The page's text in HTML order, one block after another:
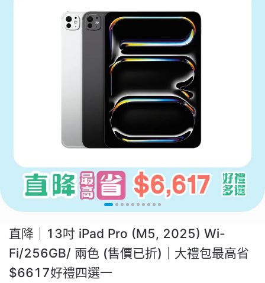
直降｜13吋 iPad Pro (M5, 2025) Wi-
Fi/256GB/ 兩色 (售價已折)｜大禮包最高省
$6617好禮四選一